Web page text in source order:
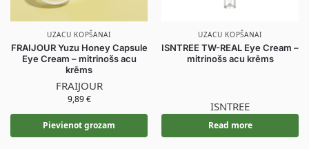
UZACU KOPŠANAI
FRAIJOUR Yuzu Honey Capsule
Eye Cream – mitrinošs acu
krēms
FRAIJOUR
9,89€
Pievienot grozam
UZACU KOPŠANAI
ISNTREE TW-REAL Eye Cream –
mitrinošs acu krēms
ISNTREE
Read more